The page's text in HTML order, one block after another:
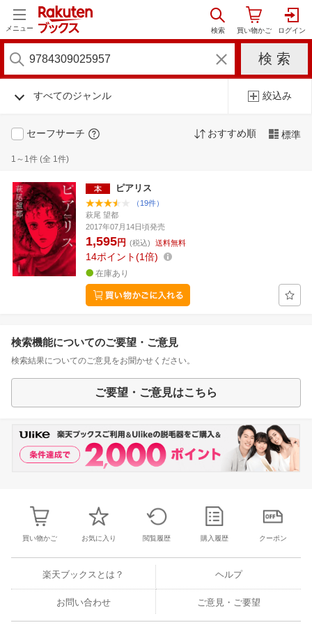
メニュー
すべてのジャンル 絞込み
セーフサーチ おすすめ順 標準
1～1件 (全 1件)
ピアリス
（19件）
萩尾 望都
2017年07月14日頃発売
1,595円 (税込) 送料無料
14ポイント 1倍
在庫あり
検索機能についてのご要望・ご意見
検索結果についてのご意見をお聞かせください。
ご要望・ご意見はこちら
買い物かご お気に入り 閲覧履歴 購入履歴 クーポン
楽天ブックスとは？ ヘルプ
お問い合わせ ご意見・ご要望